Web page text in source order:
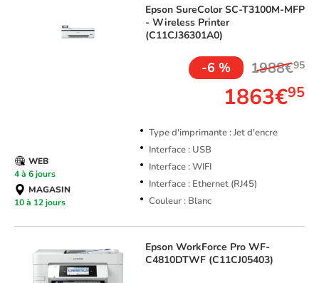
Epson SureColor SC-T3100M-MFP
- Wireless Printer
(C11CJ36301A0)
-6 % 1988€95
1863€95
Type d'imprimante : Jet d'encre
Interface : USB
Interface : WIFI
Interface : Ethernet (RJ45)
Couleur : Blanc
WEB
4 à 6 jours
MAGASIN
10 à 12 jours
Epson WorkForce Pro WF-
C4810DTWF (C11CJ05403)